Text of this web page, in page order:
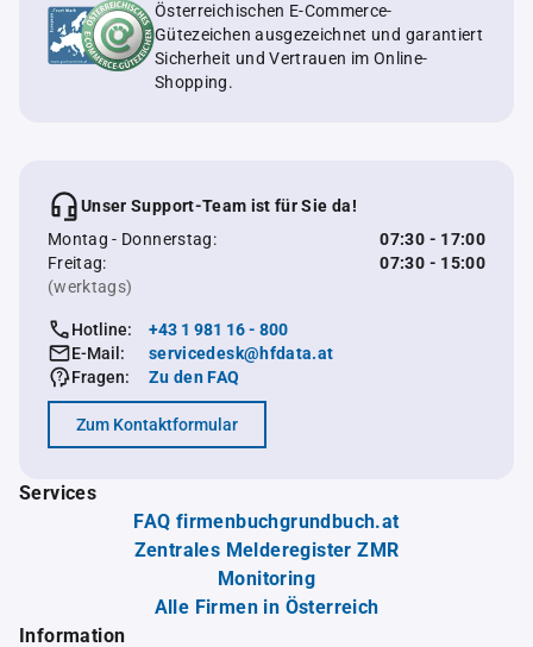
Österreichischen E-Commerce-
Gütezeichen ausgezeichnet und garantiert
Sicherheit und Vertrauen im Online-
Shopping.
Unser Support-Team ist für Sie da!
Montag - Donnerstag:
07:30 - 17:00
Freitag:
07:30 - 15:00
(werktags)
Hotline:
+43 1 981 16 - 800
E-Mail:
servicedesk@hfdata.at
Fragen:
Zu den FAQ
Zum Kontaktformular
Services
FAQ firmenbuchgrundbuch.at
Zentrales Melderegister ZMR
Monitoring
Alle Firmen in Österreich
Information